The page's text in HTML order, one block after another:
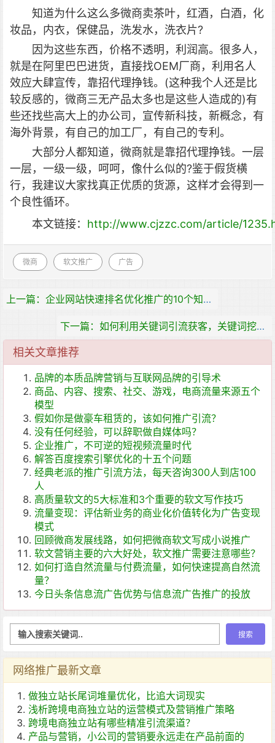
知道为什么这么多微商卖茶叶，红酒，白酒，化
妆品，内衣，保健品，洗发水，洗衣片?
因为这些东西，价格不透明，利润高。很多人，
就是在阿里巴巴进货，直接找OEM厂商，利用名人
效应大肆宣传，靠招代理挣钱。(这种我个人还是比
较反感的，微商三无产品太多也是这些人造成的)有
些还找些高大上的办公司，宣传新科技，新概念，有
海外背景，有自己的加工厂，有自己的专利。
大部分人都知道，微商就是靠招代理挣钱。一层
一层，一级一级，呵呵，像什么似的?鉴于假货横
行，我建议大家找真正优质的货源，这样才会得到一
个良性循环。
本文链接： http://www.cjzzc.com/article/
微商 软文推广 广告
上一篇：企业网站快速排名优化推广的10个知识点
下一篇：如何利用关键词引流获客，关键词挖掘扩展方法讲解
相关文章推荐
品牌的本质品牌营销与互联网品牌的引导术
商品、内容、搜索、社交、游戏，电商流量来源五个
模型
假如你是做豪车租赁的，该如何推广引流？
没有任何经验，可以辞职做自媒体吗？
企业推广，不可逆的短视频流量时代
解答百度搜索引擎优化的十五个问题
经典老派的推广引流方法，每天咨询300人到店100
人
高质量软文的5大标准和3个重要的软文写作技巧
流量变现：评估新业务的商业化价值转化为广告变现
模式
回顾微商发展线路，如何把微商软文写成小说推广
软文营销主要的六大好处，软文推广需要注意哪些？
如何打造自然流量与付费流量，如何快速提高自然流
量？
今日头条信息流广告优势与信息流广告推广的投放
网络推广最新文章
做独立站长尾词堆量优化，比追大词现实
浅析跨境电商独立站的运营模式及营销推广策略
跨境电商独立站有哪些精准引流渠道？
产品与营销，小公司的营销要永远走在产品前面的